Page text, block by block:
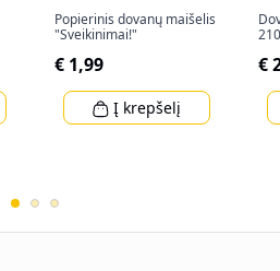
Popierinis dovanų maišelis
"Sveikinimai!"
€ 1,99
Į krepšelį
€